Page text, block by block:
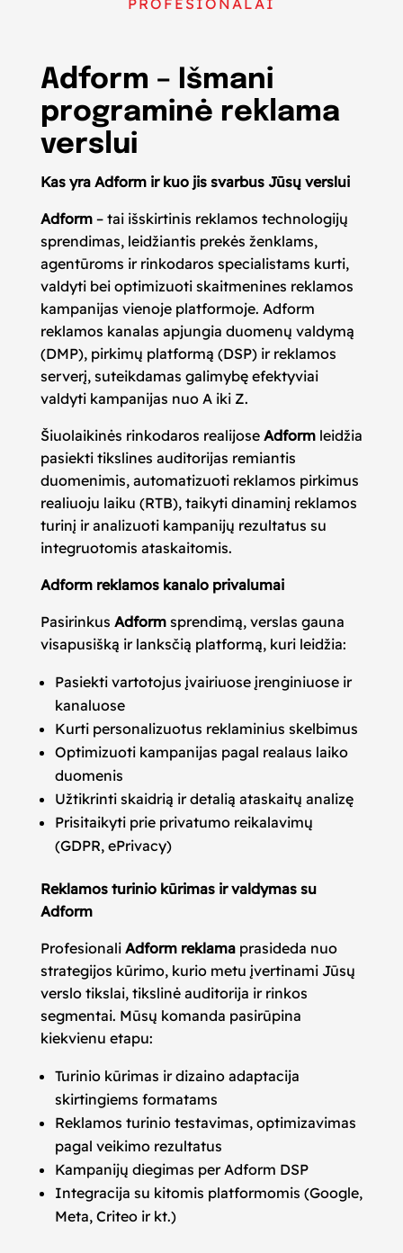
Adform – Išmani
programinė reklama
verslui
Kas yra Adform ir kuo jis svarbus Jūsų verslui
Adform– tai išskirtinis reklamos technologijų
sprendimas, leidžiantis prekės ženklams,
agentūroms ir rinkodaros specialistams kurti,
valdyti bei optimizuoti skaitmenines reklamos
kampanijas vienoje platformoje. Adform
reklamos kanalas apjungia duomenų valdymą
(DMP), pirkimų platformą (DSP) ir reklamos
serverį, suteikdamas galimybę efektyviai
valdyti kampanijas nuo A iki Z.
Šiuolaikinės rinkodaros realijose Adformleidžia
pasiekti tikslines auditorijas remiantis
duomenimis, automatizuoti reklamos pirkimus
realiuoju laiku (RTB), taikyti dinaminį reklamos
turinį ir analizuoti kampanijų rezultatus su
integruotomis ataskaitomis.
Adform reklamos kanalo privalumai
Pasirinkus Adformsprendimą, verslas gauna
visapusišką ir lanksčią platformą, kuri leidžia:
Pasiekti vartotojus įvairiuose įrenginiuose ir
kanaluose
Kurti personalizuotus reklaminius skelbimus
Optimizuoti kampanijas pagal realaus laiko
duomenis
Užtikrinti skaidrią ir detalią ataskaitų analizę
Prisitaikyti prie privatumo reikalavimų
(GDPR, ePrivacy)
Reklamos turinio kūrimas ir valdymas su
Adform
Profesionali Adform reklamaprasideda nuo
strategijos kūrimo, kurio metu įvertinami Jūsų
verslo tikslai, tikslinė auditorija ir rinkos
segmentai. Mūsų komanda pasirūpina
kiekvienu etapu:
Turinio kūrimas ir dizaino adaptacija
skirtingiems formatams
Reklamos turinio testavimas, optimizavimas
pagal veikimo rezultatus
Kampanijų diegimas per Adform DSP
Integracija su kitomis platformomis (Google,
Meta, Criteo ir kt.)